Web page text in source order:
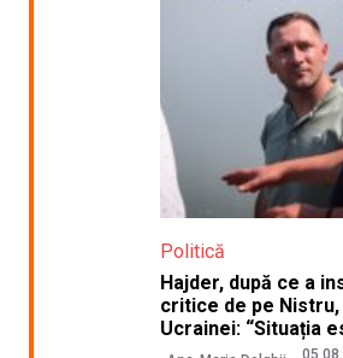
Politică
Hajder, după ce a
critice de pe
Ucrainei: “Situația